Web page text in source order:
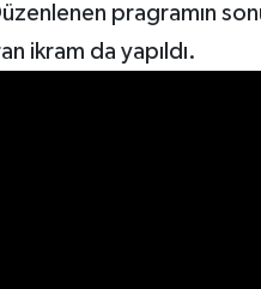
pragramın
ikram da yapıldı.